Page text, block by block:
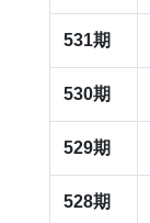
531期
530期
529期
528期